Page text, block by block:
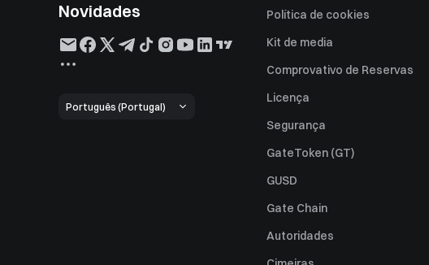
Novidades
Português (Portugal)
Política de cookies
Kit de media
Comprovativo de Reservas
Licença
Segurança
GateToken (GT)
GUSD
Gate Chain
Autoridades